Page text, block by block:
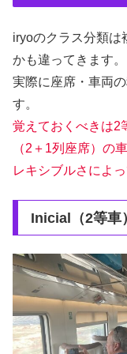
iryoのクラス分類は
かも違ってきます。
実際に座席・車両
す。
覚えておくべきは2
（2＋1列座席）の
レキシブルさによ
Inicial（2等車